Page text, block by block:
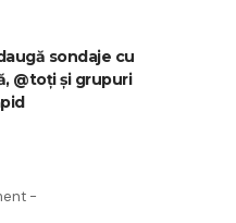
sondaje cu
@toți și grupuri
-